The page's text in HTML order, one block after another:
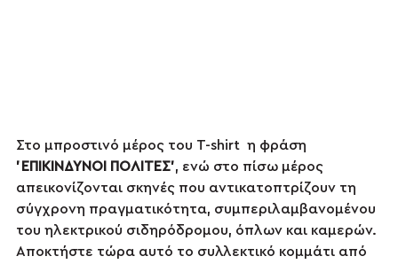
Στο μπροστινό μέρος του T-shirt  η φράση
'ΕΠΙΚΙΝΔΥΝΟΙ ΠΟΛΙΤΕΣ', ενώ στο πίσω μέρος
απεικονίζονται σκηνές που αντικατοπτρίζουν τη
σύγχρονη πραγματικότητα, συμπεριλαμβανομένου
του ηλεκτρικού σιδηρόδρομου, όπλων και καμερών.
Αποκτήστε τώρα αυτό το συλλεκτικό κομμάτι από